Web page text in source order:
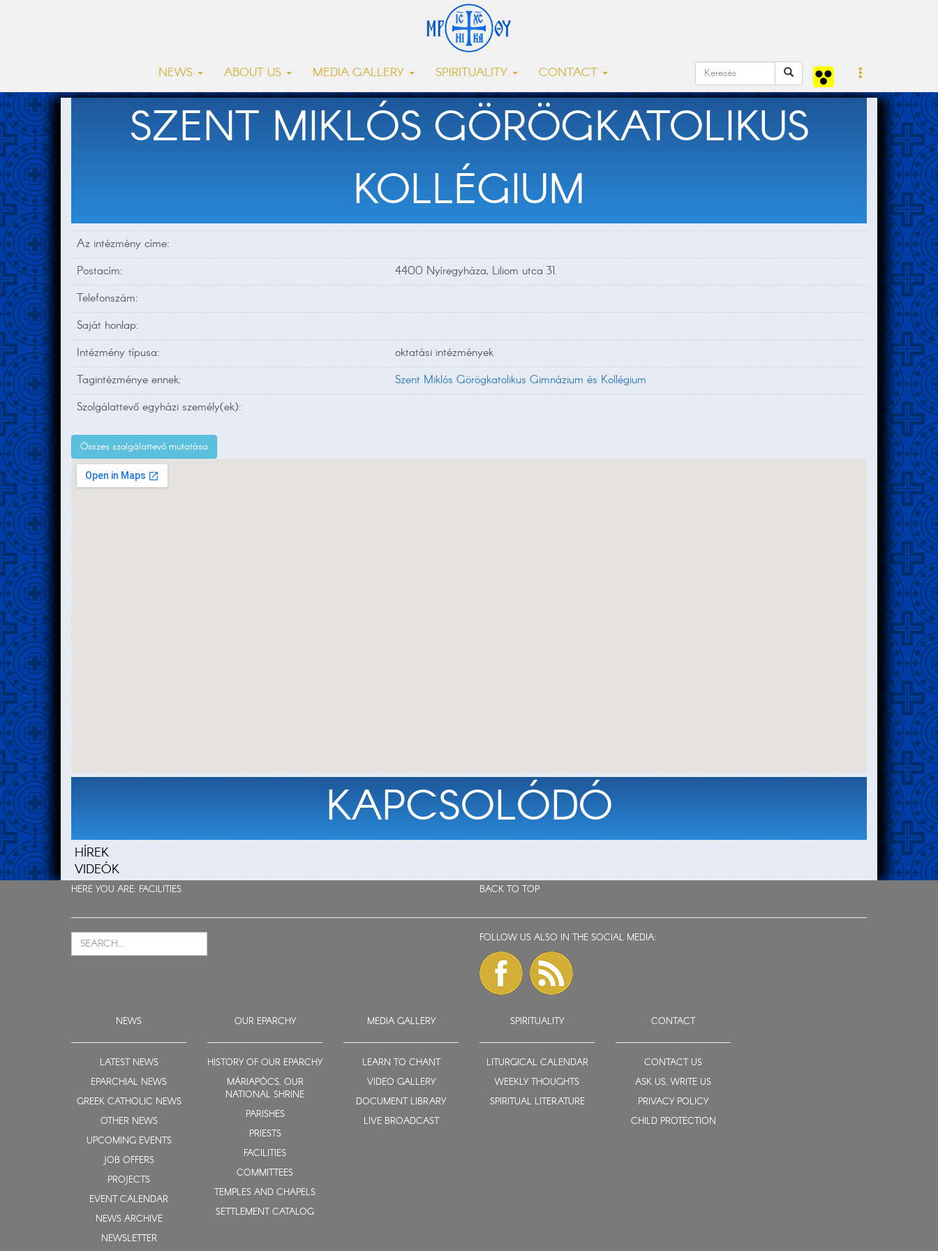
NEWS ABOUT US MEDIA GALLERY SPIRITUALITY CONTACT
SZENT MIKLÓS GÖRÖGKATOLIKUS
KOLLÉGIUM
Az intézmény címe:
Postacím:
4400 Nyíregyháza, Liliom utca 31.
Telefonszám:
Saját honlap:
Intézmény típusa:
oktatási intézmények
Tagintézménye ennek:
Szent Miklós Görögkatolikus Gimnázium és Kollégium
Szolgálattevő egyházi személy(ek):
Összes szolgálattevő mutatása
KAPCSOLÓDÓ
HÍREK
VIDEÓK
HERE YOU ARE: FACILITIES BACK TO TOP
FOLLOW US ALSO IN THE SOCIAL MEDIA:
NEWS
LATEST NEWS
EPARCHIAL NEWS
GREEK CATHOLIC NEWS
OTHER NEWS
UPCOMING EVENTS
JOB OFFERS
PROJECTS
EVENT CALENDAR
NEWS ARCHIVE
NEWSLETTER
OUR EPARCHY
HISTORY OF OUR EPARCHY
MÁRIAPÓCS, OUR
NATIONAL SHRINE
PARISHES
PRIESTS
FACILITIES
COMMITTEES
TEMPLES AND CHAPELS
SETTLEMENT CATALOG
MEDIA GALLERY
LEARN TO CHANT
VIDEO GALLERY
DOCUMENT LIBRARY
LIVE BROADCAST
SPIRITUALITY
LITURGICAL CALENDAR
WEEKLY THOUGHTS
SPIRITUAL LITERATURE
CONTACT
CONTACT US
ASK US, WRITE US
PRIVACY POLICY
CHILD PROTECTION